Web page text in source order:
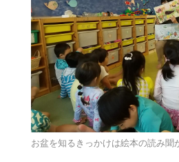
お盆を知るきっかけは絵本の読み聞